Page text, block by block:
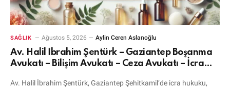
SAĞLIK Ağustos 5, 2026 Aylin Ceren Aslanoğlu
Av. Halil İbrahim Şentürk – Gaziantep Boşanma
Avukatı – Bilişim Avukatı – Ceza Avukatı – İcra
Av. Halil İbrahim Şentürk, Gaziantep Şehitkamil’de icra hukuku,